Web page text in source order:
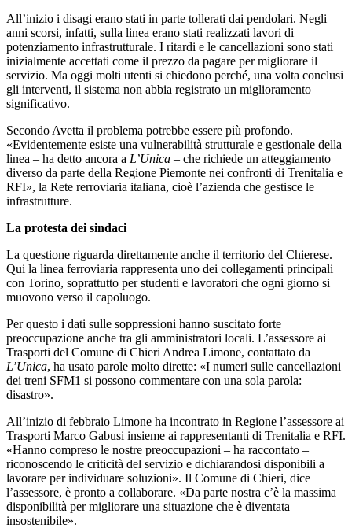
All’inizio i disagi erano stati in parte tollerati dai pendolari. Negli
anni scorsi, infatti, sulla linea erano stati realizzati lavori di
potenziamento infrastrutturale. I ritardi e le cancellazioni sono stati
inizialmente accettati come il prezzo da pagare per migliorare il
servizio. Ma oggi molti utenti si chiedono perché, una volta conclusi
gli interventi, il sistema non abbia registrato un miglioramento
significativo.
Secondo Avetta il problema potrebbe essere più profondo.
«Evidentemente esiste una vulnerabilità strutturale e gestionale della
linea – ha detto ancora a L’Unica – che richiede un atteggiamento
diverso da parte della Regione Piemonte nei confronti di Trenitalia e
RFI», la Rete rerroviaria italiana, cioè l’azienda che gestisce le
infrastrutture.
La protesta dei sindaci
La questione riguarda direttamente anche il territorio del Chierese.
Qui la linea ferroviaria rappresenta uno dei collegamenti principali
con Torino, soprattutto per studenti e lavoratori che ogni giorno si
muovono verso il capoluogo.
Per questo i dati sulle soppressioni hanno suscitato forte
preoccupazione anche tra gli amministratori locali. L’assessore ai
Trasporti del Comune di Chieri Andrea Limone, contattato da
L’Unica, ha usato parole molto dirette: «I numeri sulle cancellazioni
dei treni SFM1 si possono commentare con una sola parola:
disastro».
All’inizio di febbraio Limone ha incontrato in Regione l’assessore ai
Trasporti Marco Gabusi insieme ai rappresentanti di Trenitalia e RFI.
«Hanno compreso le nostre preoccupazioni – ha raccontato –
riconoscendo le criticità del servizio e dichiarandosi disponibili a
lavorare per individuare soluzioni». Il Comune di Chieri, dice
l’assessore, è pronto a collaborare. «Da parte nostra c’è la massima
disponibilità per migliorare una situazione che è diventata
insostenibile».